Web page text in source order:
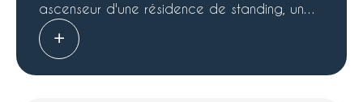
ascenseur d'une résidence de standing, un
appartement de 4 pièces avec balcon de
108m², composé d'une entrée, un grand